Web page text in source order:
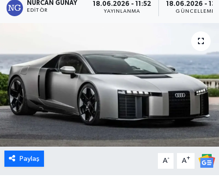
NURCAN GÜNAY
EDITÖR
18.06.2026 - 11:52
YAYINLANMA
18.06.2026 -
GÜNCELLEME
Paylaş A- A+
Emet
Foto Galeri
Genel